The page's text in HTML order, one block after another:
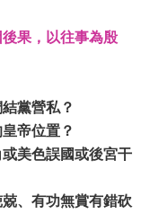
果，以往事為殷
黨營私？
帝位置？
美色誤國或後宮干
、有功無賞有錯砍